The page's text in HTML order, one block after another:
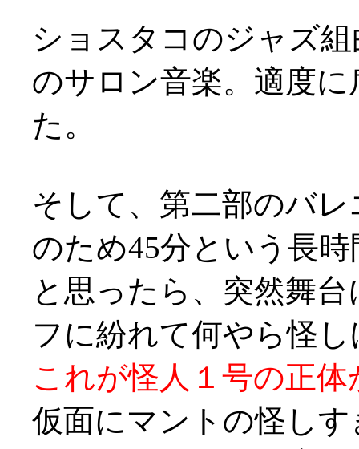
ショスタコのジャズ
のサロン音楽。適度
た。
そして、第二部のバ
のため45分という長
と思ったら、突然舞
フに紛れて何やら怪
これが怪人１号の正体
仮面にマントの怪し